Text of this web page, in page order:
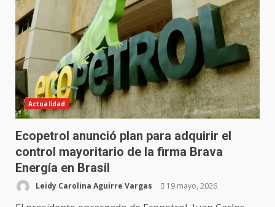
Actualidad
Ecopetrol anunció plan para adquirir el
control mayoritario de la firma Brava
Energía en Brasil
Leidy Carolina Aguirre Vargas 19 mayo, 2026